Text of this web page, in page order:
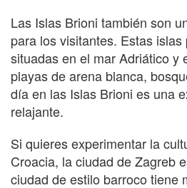
Las Islas Brioni también son
para los visitantes. Estas
situadas en el mar Adriático y
playas de arena blanca,
día en las Islas Brioni es una
relajante.
Si quieres experimentar la
Croacia, la ciudad de Zagreb
ciudad de estilo barroco tiene